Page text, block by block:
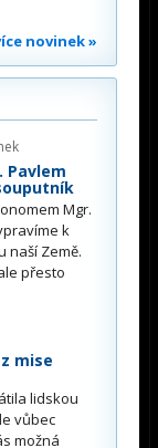
novinek »
Pavlem
Mgr.
k
naší Země.
přesto
mise
lidskou
vůbec
možná